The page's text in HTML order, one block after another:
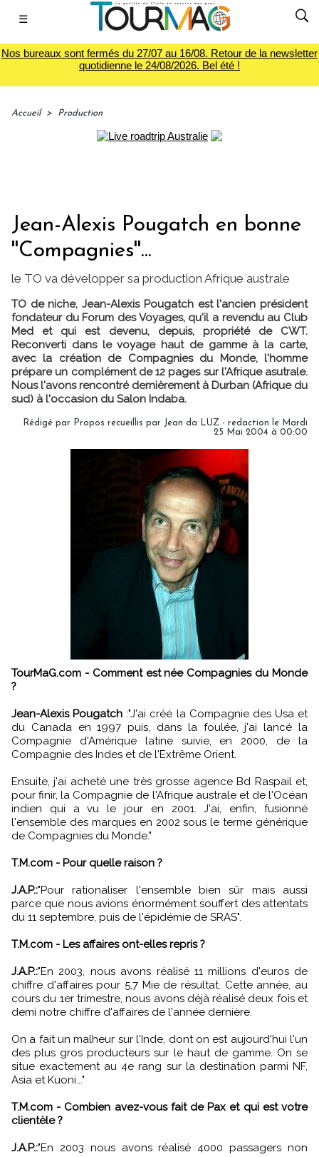
☰
Nos bureaux sont fermés du 27/07 au 16/08. Retour de la newsletter
quotidienne le 24/08/2026. Bel été !
Accueil > Production
Jean-Alexis Pougatch en bonne
''Compagnies''...
le TO va développer sa production Afrique australe
TO de niche, Jean-Alexis Pougatch est l'ancien président
fondateur du Forum des Voyages, qu'il a revendu au Club
Med et qui est devenu, depuis, propriété de CWT.
Reconverti dans le voyage haut de gamme à la carte,
avec la création de Compagnies du Monde, l'homme
prépare un complément de 12 pages sur l'Afrique asutrale.
Nous l'avons rencontré dernièrement à Durban (Afrique du
sud) à l'occasion du Salon Indaba.
Rédigé par Propos recueillis par Jean da LUZ - redaction le Mardi
25 Mai 2004 à 00:00
TourMaG.com - Comment est née Compagnies du Monde
?
Jean-Alexis Pougatch :"J'ai créé la Compagnie des Usa et
du Canada en 1997 puis, dans la foulée, j'ai lancé la
Compagnie d'Amérique latine suivie, en 2000, de la
Compagnie des Indes et de l'Extrême Orient.
Ensuite, j'ai acheté une très grosse agence Bd Raspail et,
pour finir, la Compagnie de l'Afrique australe et de l'Océan
indien qui a vu le jour en 2001. J'ai, enfin, fusionné
l'ensemble des marques en 2002 sous le terme générique
de Compagnies du Monde."
T.M.com - Pour quelle raison ?
J.A.P.:"Pour rationaliser l'ensemble bien sûr mais aussi
parce que nous avions énormément souffert des attentats
du 11 septembre, puis de l'épidémie de SRAS".
T.M.com - Les affaires ont-elles repris ?
J.A.P.:"En 2003, nous avons réalisé 11 millions d'euros de
chiffre d'affaires pour 5,7 Mie de résultat. Cette année, au
cours du 1er trimestre, nous avons déjà réalisé deux fois et
demi notre chiffre d'affaires de l'année dernière.
On a fait un malheur sur l'Inde, dont on est aujourd'hui l'un
des plus gros producteurs sur le haut de gamme. On se
situe exactement au 4e rang sur la destination parmi NF,
Asia et Kuoni..."
T.M.com - Combien avez-vous fait de Pax et qui est votre
clientèle ?
J.A.P.:"En 2003 nous avons réalisé 4000 passagers non